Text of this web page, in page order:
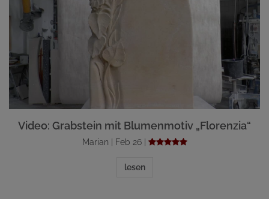
Video: Grabstein mit Blumenmotiv „Florenzia“
Marian | Feb 26 |
lesen